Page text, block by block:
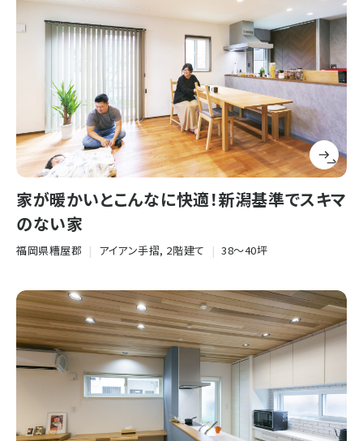
家が暖かいとこんなに快適！新潟基準でスキマ
のない家
福岡県糟屋郡 | アイアン手摺, 2階建て | 38〜40坪